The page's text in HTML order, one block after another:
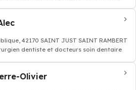
42170 SAINT JUST SAINT RAMBERT
dentiste et docteurs soin dentaire
Olivier